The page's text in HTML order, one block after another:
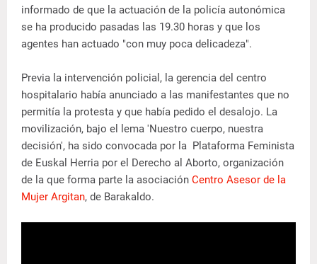
informado de que la actuación de la policía autonómica
se ha producido pasadas las 19.30 horas y que los
agentes han actuado "con muy poca delicadeza".
Previa la intervención policial, la gerencia del centro
hospitalario había anunciado a las manifestantes que no
permitía la protesta y que había pedido el desalojo. La
movilización, bajo el lema 'Nuestro cuerpo, nuestra
decisión', ha sido convocada por la Plataforma Feminista
de Euskal Herria por el Derecho al Aborto, organización
de la que forma parte la asociación Centro Asesor de la
Mujer Argitan, de Barakaldo.